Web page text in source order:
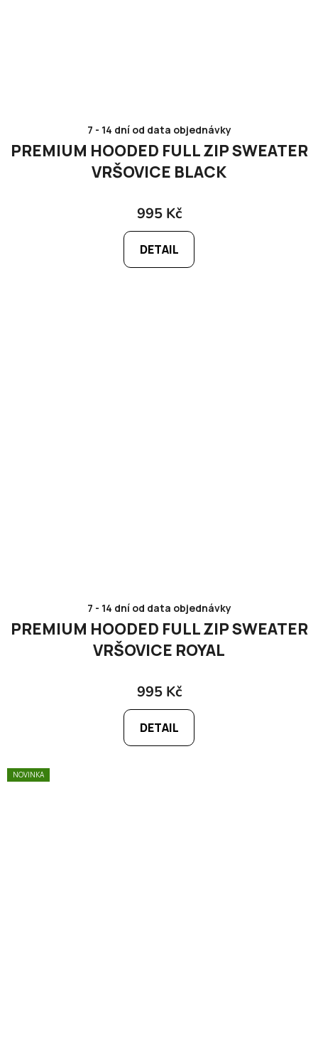
7 - 14 dní od data objednávky
PREMIUM HOODED FULL ZIP SWEATER
VRŠOVICE BLACK
995 Kč
DETAIL
7 - 14 dní od data objednávky
PREMIUM HOODED FULL ZIP SWEATER
VRŠOVICE ROYAL
995 Kč
DETAIL
NOVINKA